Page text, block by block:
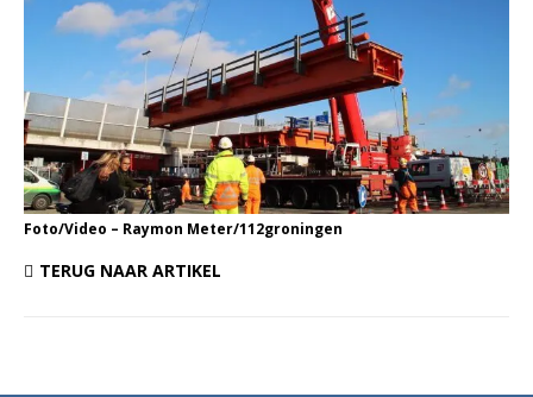
Foto/Video – Raymon Meter/112groningen
TERUG NAAR ARTIKEL